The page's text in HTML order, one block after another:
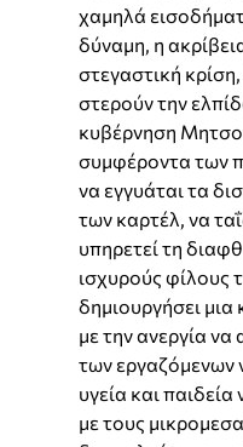
χαμηλά
δύναμη, η
στεγαστική
στερούν την
κυβέρνηση
συμφέροντα των
να εγγυάται τα
των καρτέλ, να
υπηρετεί τη
ισχυρούς φίλους
δημιουργήσει
με την ανεργία να
των εργαζόμενων
υγεία και
με τους